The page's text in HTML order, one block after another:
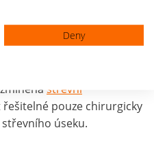
od jiných forem
skupiny
být dlouhodobá. Akutní
střevní
pouze chirurgicky
úseku.
Deny